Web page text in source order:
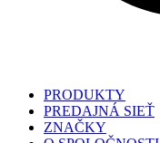
PRODUKTY
PREDAJNÁ SIEŤ
ZNAČKY